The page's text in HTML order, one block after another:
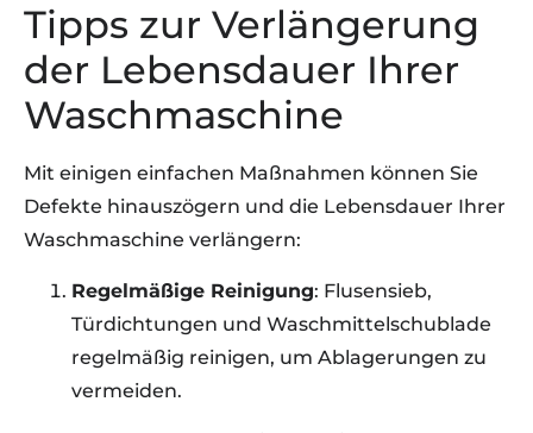
Tipps zur Verlängerung
der Lebensdauer Ihrer
Waschmaschine
Mit einigen einfachen Maßnahmen können Sie
Defekte hinauszögern und die Lebensdauer Ihrer
Waschmaschine verlängern:
Regelmäßige Reinigung: Flusensieb,
Türdichtungen und Waschmittelschublade
regelmäßig reinigen, um Ablagerungen zu
vermeiden.